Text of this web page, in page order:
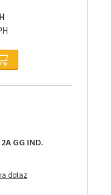
GG IND.
dotaz